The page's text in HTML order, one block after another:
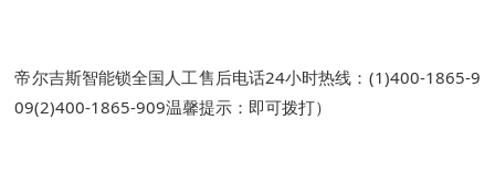
帝尔吉斯智能锁全国人工售后电话24小时热线：(1)400-1865-9
09(2)400-1865-909温馨提示：即可拨打）